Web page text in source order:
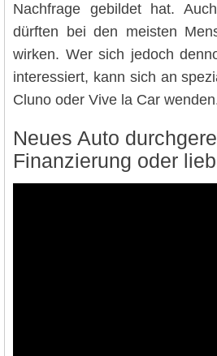
Nachfrage gebildet hat.
dürften bei den meisten
wirken. Wer sich jedoch
interessiert, kann sich an
Cluno oder Vive la Car
Neues Auto
Finanzierung oder